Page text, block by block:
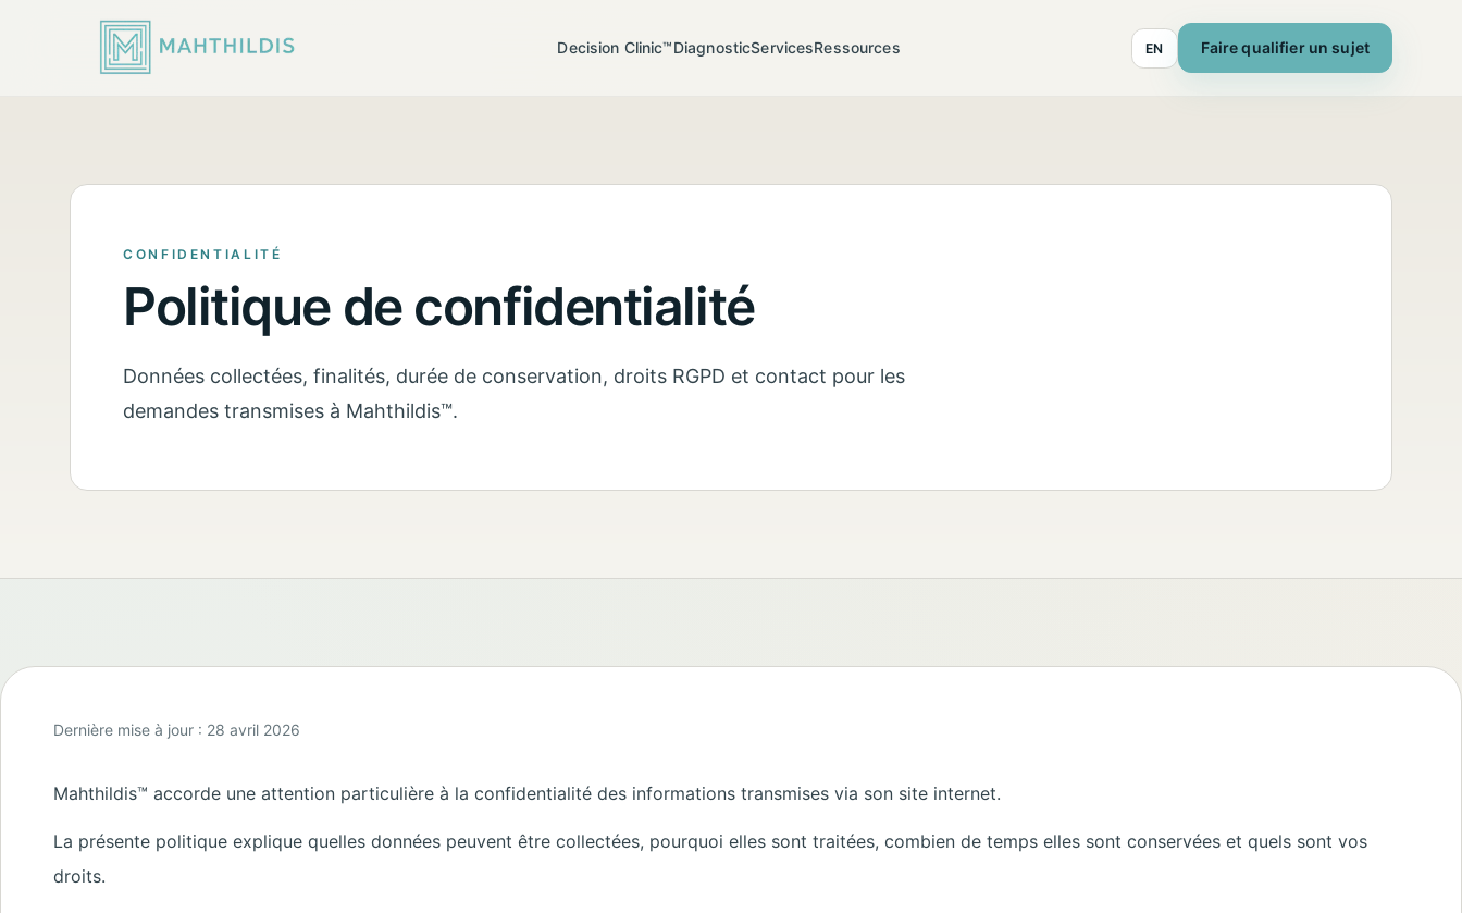
Decision Clinic™DiagnosticServicesRessources EN Faire qualifier un sujet
CONFIDENTIALITÉ
Politique de confidentialité
Données collectées, finalités, durée de conservation, droits RGPD et contact pour les
demandes transmises à Mahthildis™.
Dernière mise à jour : 28 avril 2026
Mahthildis™ accorde une attention particulière à la confidentialité des informations transmises via son site internet.
La présente politique explique quelles données peuvent être collectées, pourquoi elles sont traitées, combien de temps elles sont conservées et quels sont vos
droits.